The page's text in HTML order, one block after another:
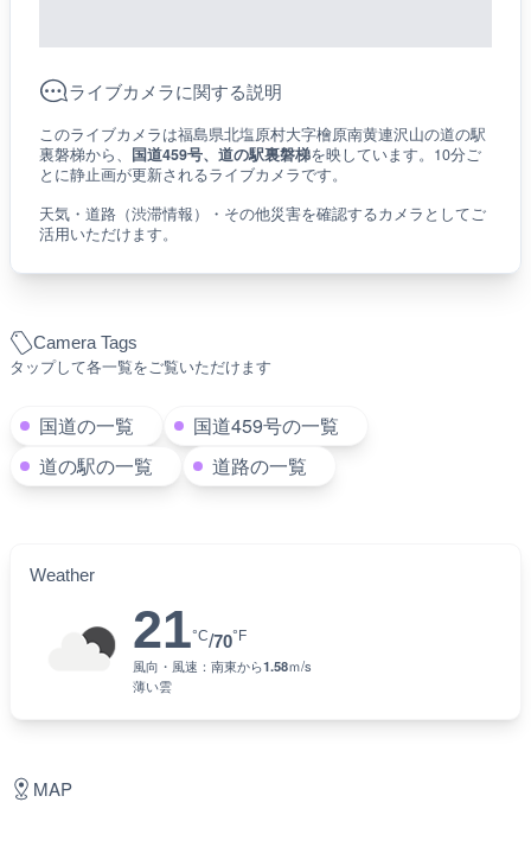
Camera Tags
タップして各一覧をご覧いただけます
国道の一覧
国道459号の一覧
道の駅の一覧
道路の一覧
Weather
21°C/70°F
風向・風速： 南東から1.58ｍ/s
薄い雲
ライブカメラに関する説明
このライブカメラは福島県北塩原村大字檜原南黄連沢山の道の駅
裏磐梯から、 国道459号、道の駅裏磐梯を映しています。10分ご
とに静止画が更新されるライブカメラです。
天気・道路（渋滞情報）・その他災害を確認するカメラとしてご
活用いただけます。
MAP